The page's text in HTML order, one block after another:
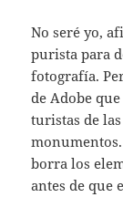
No seré yo,
purista para
fotografía.
de Adobe
turistas de
borra los
antes de que